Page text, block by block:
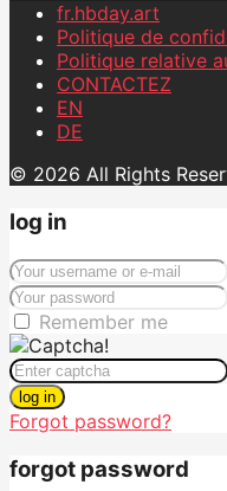
fr.hbday.art
Politique de
Politique relative
CONTACTEZ
EN
DE
© 2026 All Rights
log in
Remember me
log in
Forgot password?
forgot password